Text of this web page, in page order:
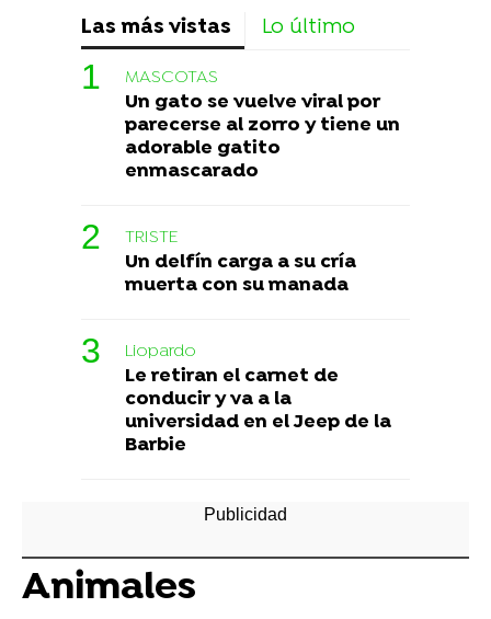
Las más vistas Lo último
MASCOTAS
Un gato se vuelve viral por
parecerse al zorro y tiene un
adorable gatito
enmascarado
TRISTE
Un delfín carga a su cría
muerta con su manada
Liopardo
Le retiran el carnet de
conducir y va a la
universidad en el Jeep de la
Barbie
Animales